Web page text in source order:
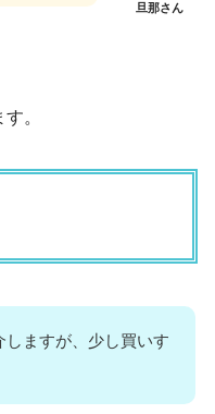
旦那さん
。
ますが、少し買いす